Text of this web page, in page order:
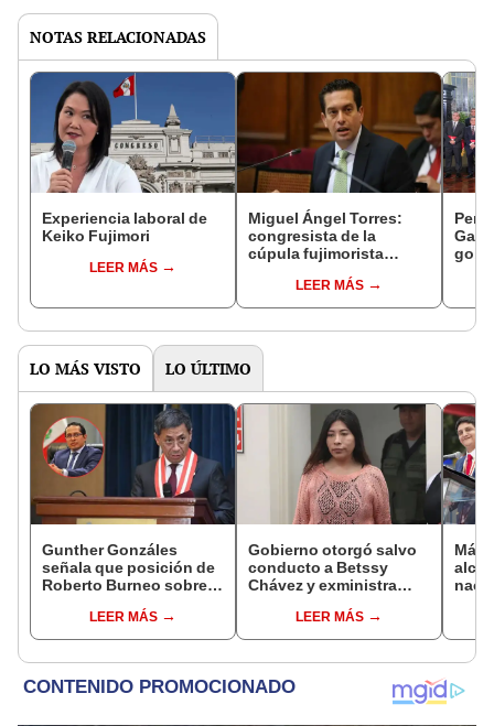
NOTAS RELACIONADAS
Experiencia laboral de
Keiko Fujimori
LEER MÁS
Miguel Ángel Torres:
congresista de la
cúpula fujimorista
del SenadoLEER MÁS
LO MÁS VISTO LO ÚLTIMO
Gunther Gonzáles
señala que posición de
Roberto Burneo sobre
Aliaga no representan al
JNE
LEER MÁS
Gobierno otorgó salvo
conducto a Betssy
Chávez y exministra
madrugadaLEER MÁS
Más